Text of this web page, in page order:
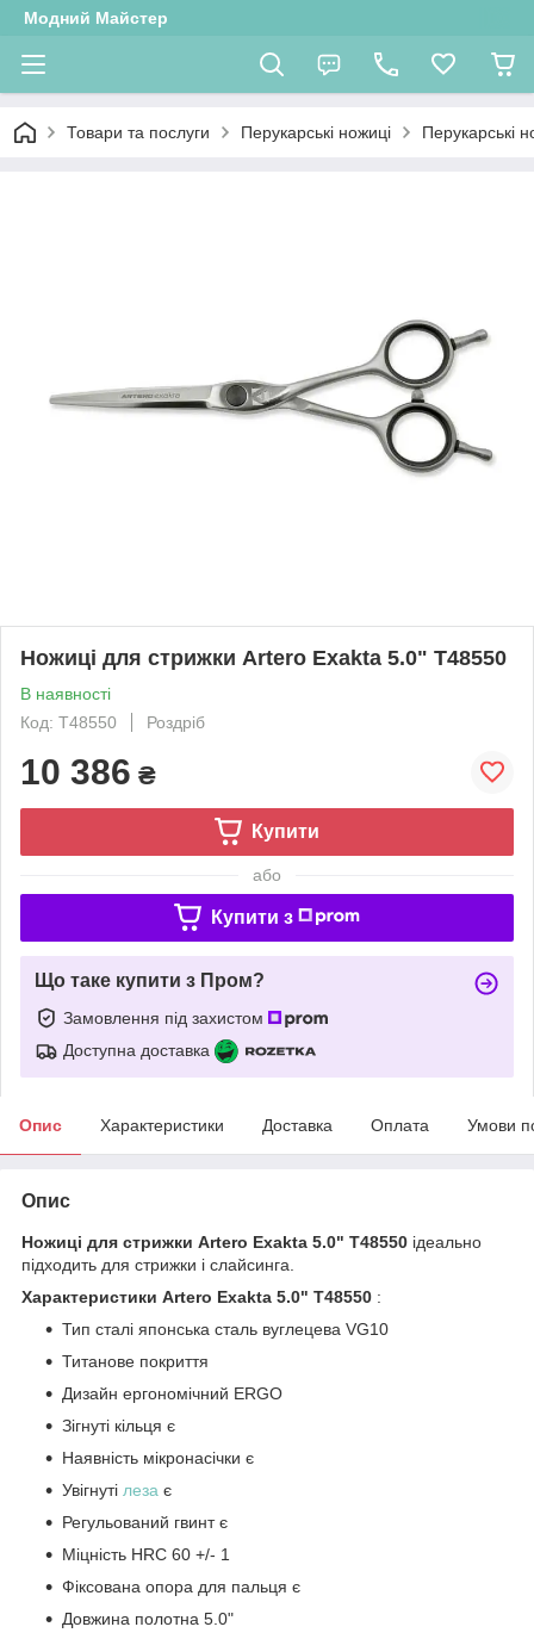
Модний Майстер
Товари та послуги Перукарські ножиці Перукарські
Ножиці для стрижки Artero Exakta 5.0" T48550
В наявності
Код: T48550
Роздріб
10 386 ₴
Купити
або
Купити з
Що таке купити з Пром?
Замовлення під захистом
Доступна доставка
Опис Характеристики Доставка Оплата Умови
Опис
Ножиці для стрижки Artero Exakta 5.0" T48550 ідеально
підходить для стрижки і слайсинга.
Характеристики Artero Exakta 5.0" T48550 :
Тип сталі японська сталь вуглецева VG10
Титанове покриття
Дизайн ергономічний ERGO
Зігнуті кільця є
Наявність мікронасічки є
Увігнуті леза є
Регульований гвинт є
Міцність HRC 60 +/- 1
Фіксована опора для пальця є
Довжина полотна 5.0"